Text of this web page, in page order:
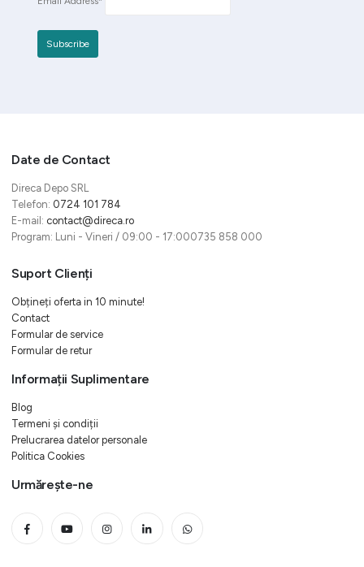
Date de Contact
Direca Depo SRL
Telefon: 0724 101 784
E-mail: contact@direca.ro
Program: Luni - Vineri / 09:00 - 17:000735 858 000
Suport Clienți
Obțineți oferta in 10 minute!
Contact
Formular de service
Formular de retur
Informații Suplimentare
Blog
Termeni și condiții
Prelucrarea datelor personale
Politica Cookies
Urmărește-ne